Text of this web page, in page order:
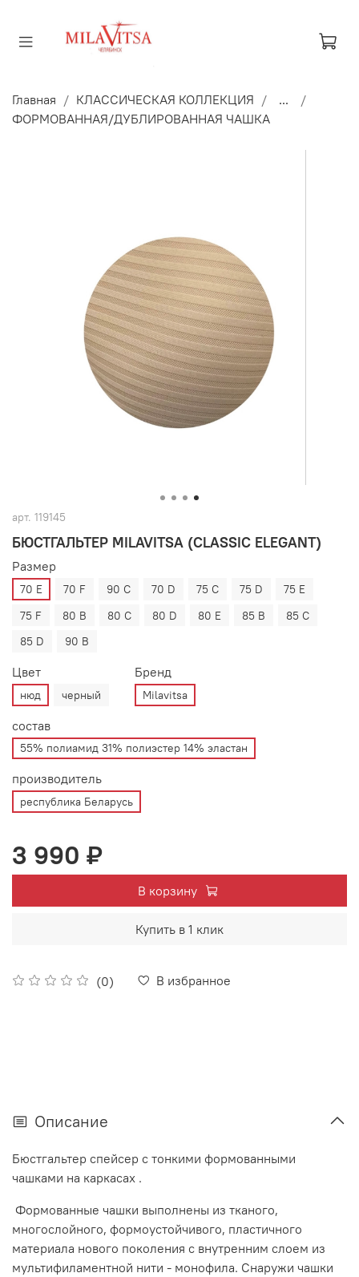
Главная КЛАССИЧЕСКАЯ КОЛЛЕКЦИЯ
...
ФОРМОВАННАЯ/ДУБЛИРОВАННАЯ ЧАШКА
арт. 119145
БЮСТГАЛЬТЕР MILAVITSA (CLASSIC ELEGANT)
(0) В избранное
Размер
70 E 70 F 90 C 70 D 75 C 75 D
75 E
75 F
80 B 80 C 80 D 80 E 85 B
85 C
85 D
90 B
Цвет
нюд черный
Бренд
Milavitsa
состав
55% полиамид 31% полиэстер 14% эластан
производитель
республика Беларусь
3 990 ₽
В корзину
Купить в 1 клик
Описание
Бюстгальтер спейсер с тонкими формованными
чашками на каркасах .
Формованные чашки выполнены из тканого,
многослойного, формоустойчивого, пластичного
материала нового поколения с внутренним слоем из
мультифиламентной нити - монофила. Снаружи чашки